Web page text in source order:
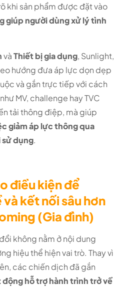
khi sản phẩm được đặt vào
giúp người dùng xử lý tình
vàThiết bị gia dụng, Sunlight,
hướng đưa áp lực dọn dẹp
và gắn trực tiếp với cách
MV, challenge hay TVC
tải thông điệp, mà giúp
giảm áp lực thông qua
sử dụng.
điều kiện để
kết nối sâu hơn
(Gia đình)
không nằm ở nội dung
hiệu thể hiện vai trò. Thay vì
các chiến dịch đã gắn
hỗ trợ hành trình trở về